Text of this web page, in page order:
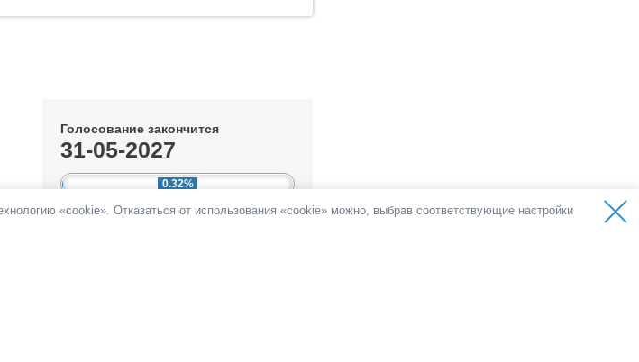
Голосование закончится
31-05-2027
0.32%
За инициативу подано:327 голосов
«cookie». Отказаться от использования «cookie» можно, выбрав соответствующие настройки